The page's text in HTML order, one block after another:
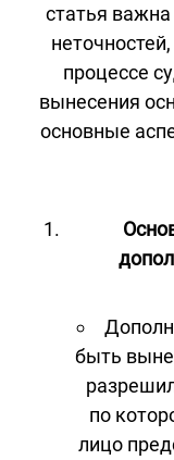
статья
процессе
вынесения
основные
быть
по
лицо